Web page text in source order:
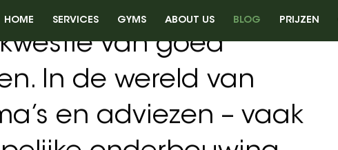
HOME SERVICES GYMS ABOUT US BLOG PRIJZEN